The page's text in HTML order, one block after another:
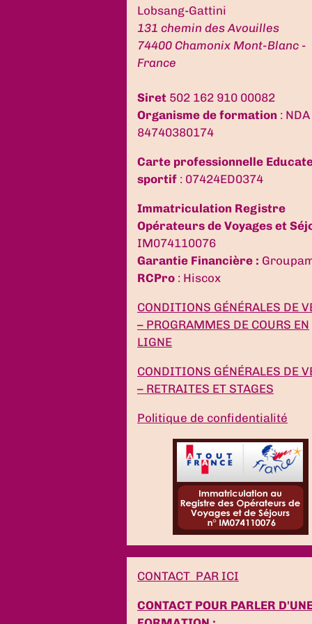
Lobsang-Gattini
131 chemin des Avouilles
74400 Chamonix Mont-Blanc -
France
Siret 502 162 910 00082
Organisme de formation : NDA
84740380174
Carte professionnelle
sportif : 07424ED0374
Immatriculation Registre
Opérateurs de Voyages et
IM074110076
Garantie Financière :
RCPro : Hiscox
CONDITIONS GÉNÉRALES DE
– PROGRAMMES DE COURS EN
LIGNE
CONDITIONS GÉNÉRALES DE
– RETRAITES ET STAGES
Politique de confidentialité
CONTACT PAR ICI
CONTACT POUR PARLER